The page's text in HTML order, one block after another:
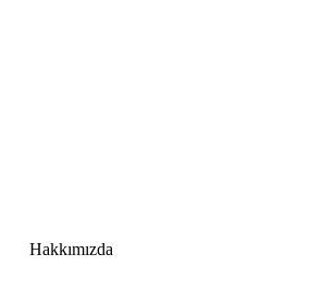
Hakkımızda